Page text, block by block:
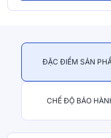
ĐẶC ĐIỂM SẢN
CHẾ ĐỘ BẢO